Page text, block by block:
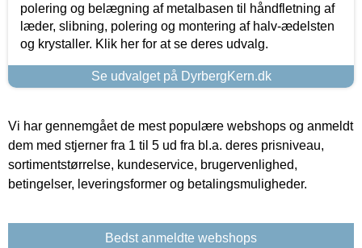
polering og belægning af metalbasen til håndfletning af
læder, slibning, polering og montering af halv-ædelsten
og krystaller. Klik her for at se deres udvalg.
Se udvalget på DyrbergKern.dk
Vi har gennemgået de mest populære webshops og anmeldt
dem med stjerner fra 1 til 5 ud fra bl.a. deres prisniveau,
sortimentstørrelse, kundeservice, brugervenlighed,
betingelser, leveringsformer og betalingsmuligheder.
Bedst anmeldte webshops